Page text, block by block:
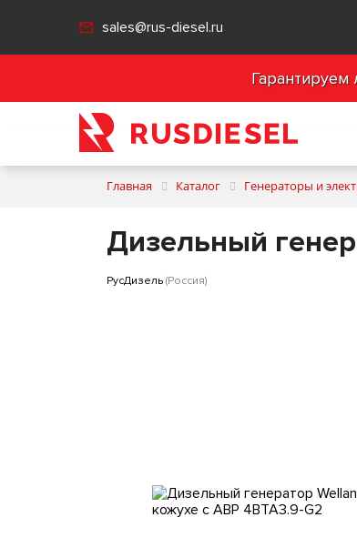
sales@rus-diesel.ru
Главная Каталог Генераторы и
Дизельный
РусДизель (Россия)